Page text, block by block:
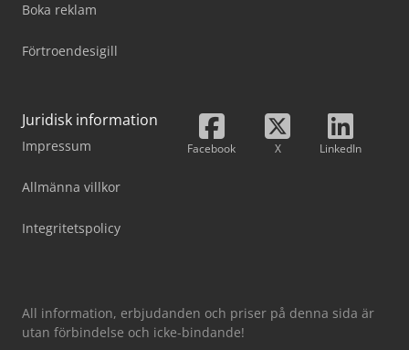
Boka reklam
Förtroendesigill
Juridisk information
Impressum
Allmänna villkor
Integritetspolicy
Facebook X LinkedIn
All information, erbjudanden och priser på denna sida är
utan förbindelse och icke-bindande!